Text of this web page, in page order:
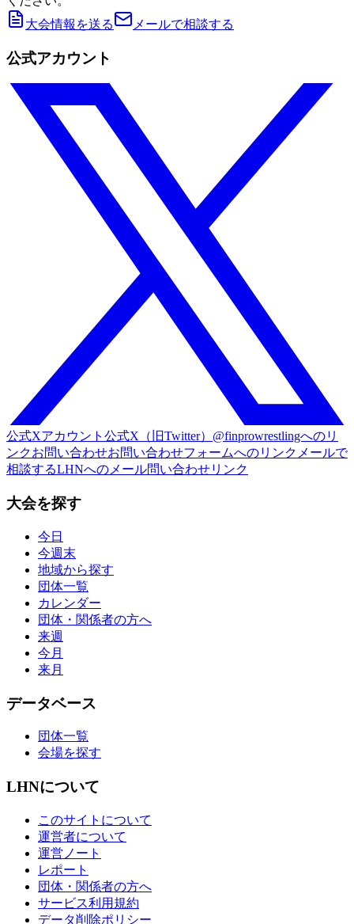
大会情報を送る
メールで相談する
公式アカウント
公式Xアカウント 公式X（旧Twitter）@finprowrestlingへのリ
ンクお問い合わせお問い合わせフォームへのリンク メールで
相談するLHNへのメール問い合わせリンク
大会を探す
今日
今週末
地域から探す
団体一覧
カレンダー
団体・関係者の方へ
来週
今月
来月
データベース
団体一覧
会場を探す
LHNについて
このサイトについて
運営者について
運営ノート
レポート
団体・関係者の方へ
サービス利用規約
データ削除ポリシー